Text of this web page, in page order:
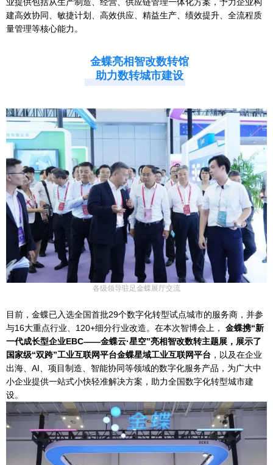
业提供包括从生产制造、经营、供应链管理一体化方案，予力企业构
建高效协同、敏捷计划、高效供应、精益生产、绩效提升、全流程质
量管理等核心能力。
金蝶亮相智改数转馆
助力数转城市建设
各级领导驻足金蝶展厅交流
目前，金蝶已入选全国首批29个数字化转型试点城市的服务商，并参
与16大重点行业、120+细分行业改造。在本次智博会上， 金蝶携“新
一代成长型企业EBC——金蝶云·星空”亮相智改数转主题展，展示了
国家级“双跨”工业互联网平台金蝶星域工业互联网平台 ，以及在企业
出海、AI、项目制造、智能协同等领域的数字化服务产品，为广大中
小企业提供一站式小快轻准解决方案，助力全国数字化转型城市建
设。